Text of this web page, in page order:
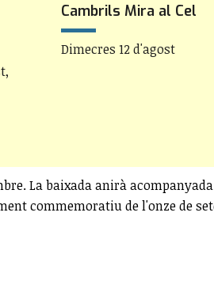
Cambrils Mira al Cel
Dimecres 12 d'agost
La baixada anirà
commemoratiu de l'onze de